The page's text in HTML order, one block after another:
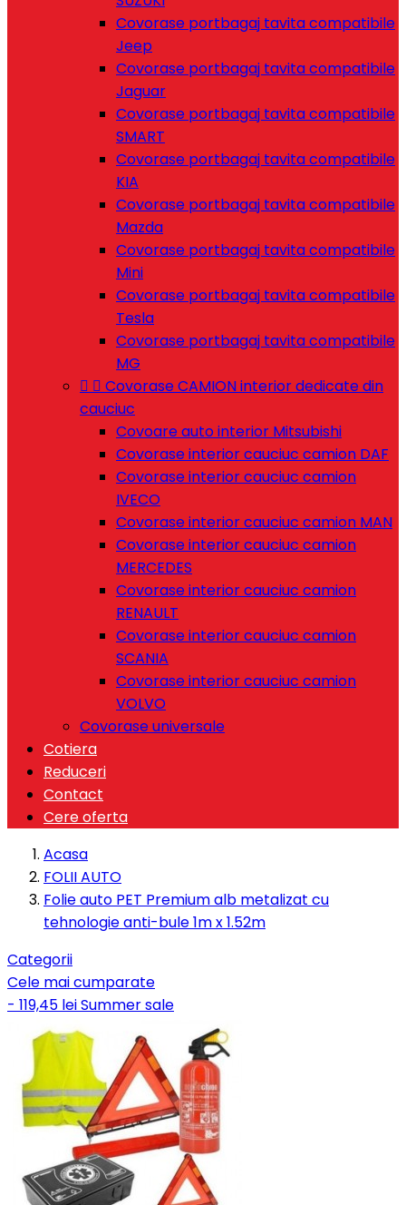
Covorase portbagaj tavita compatibile
Jeep
Covorase portbagaj tavita compatibile
Jaguar
Covorase portbagaj tavita compatibile
SMART
Covorase portbagaj tavita compatibile
KIA
Covorase portbagaj tavita compatibile
Mazda
Covorase portbagaj tavita compatibile
Mini
Covorase portbagaj tavita compatibile
Tesla
Covorase portbagaj tavita compatibile
MG
  Covorase CAMION interior dedicate din
cauciuc
Covoare auto interior Mitsubishi
Covorase interior cauciuc camion DAF
Covorase interior cauciuc camion
IVECO
Covorase interior cauciuc camion MAN
Covorase interior cauciuc camion
MERCEDES
Covorase interior cauciuc camion
RENAULT
Covorase interior cauciuc camion
SCANIA
Covorase interior cauciuc camion
VOLVO
Covorase universale
Cotiera
Reduceri
Contact
Cere oferta
Acasa
FOLII AUTO
Folie auto PET Premium alb metalizat cu
tehnologie anti-bule 1m x 1.52m
Categorii
Cele mai cumparate
- 119,45 leiSummer sale